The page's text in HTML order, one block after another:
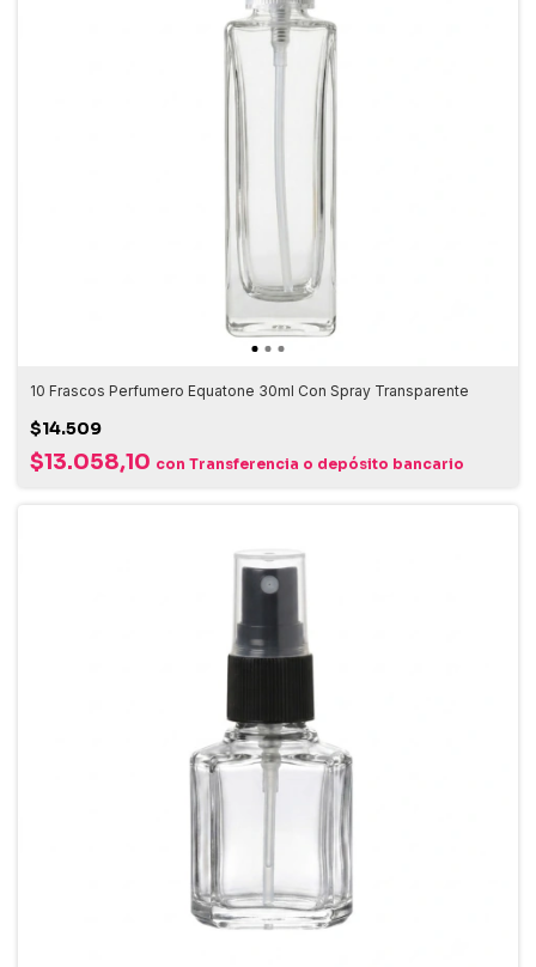
10 Frascos Perfumero Equatone 30ml Con Spray Transparente
$14.509
$13.058,10 con Transferencia o depósito bancario